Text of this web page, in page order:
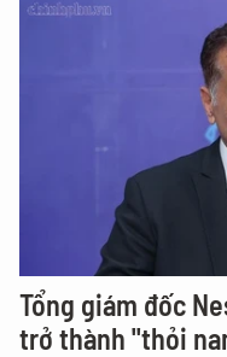
Tổng giám đốc
trở thành "thỏi